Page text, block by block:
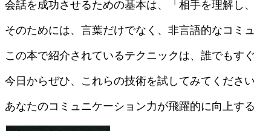
会話を成功させるための基本は、「相手を理解し
そのためには、言葉だけでなく、非言語的なコミ
この本で紹介されているテクニックは、誰でもす
今日からぜひ、これらの技術を試してみてください
あなたのコミュニケーション力が飛躍的に向上す